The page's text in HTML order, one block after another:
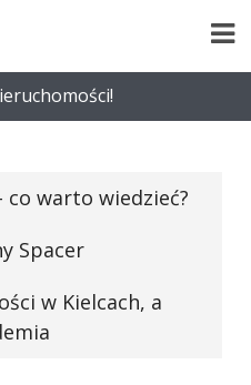
warto wiedzieć?
Spacer
w Kielcach, a